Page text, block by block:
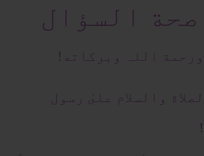
صحة السؤال
ورحمة اللہ وبرکاته!
والسلام علىٰ رسول